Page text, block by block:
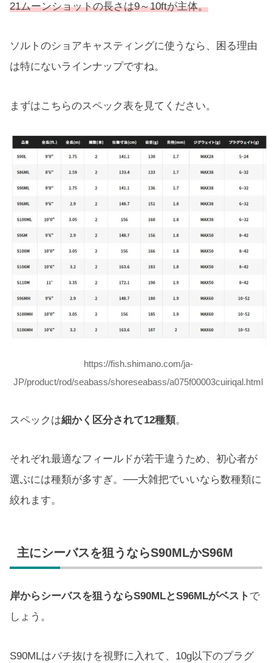
21ムーンショットの長さは9～10ftが主体。
ソルトのショアキャスティングに使うなら、困る理由
は特にないラインナップですね。
まずはこちらのスペック表を見てください。
https://fish.shimano.com/ja-
JP/product/rod/seabass/shoreseabass/a075f00003cuiriqal.html
スペックは細かく区分されて12種類。
それぞれ最適なフィールドが若干違うため、初心者が
選ぶには種類が多すぎ。──大雑把でいいなら数種類に
絞れます。
主にシーバスを狙うならS90MLかS96M
岸からシーバスを狙うならS90MLとS96MLがベスト で
しょう。
S90MLはバチ抜けを視野に入れて、10g以下のプラグ